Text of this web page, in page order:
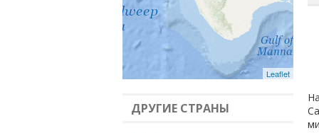
Leaflet
ДРУГИЕ СТРАНЫ